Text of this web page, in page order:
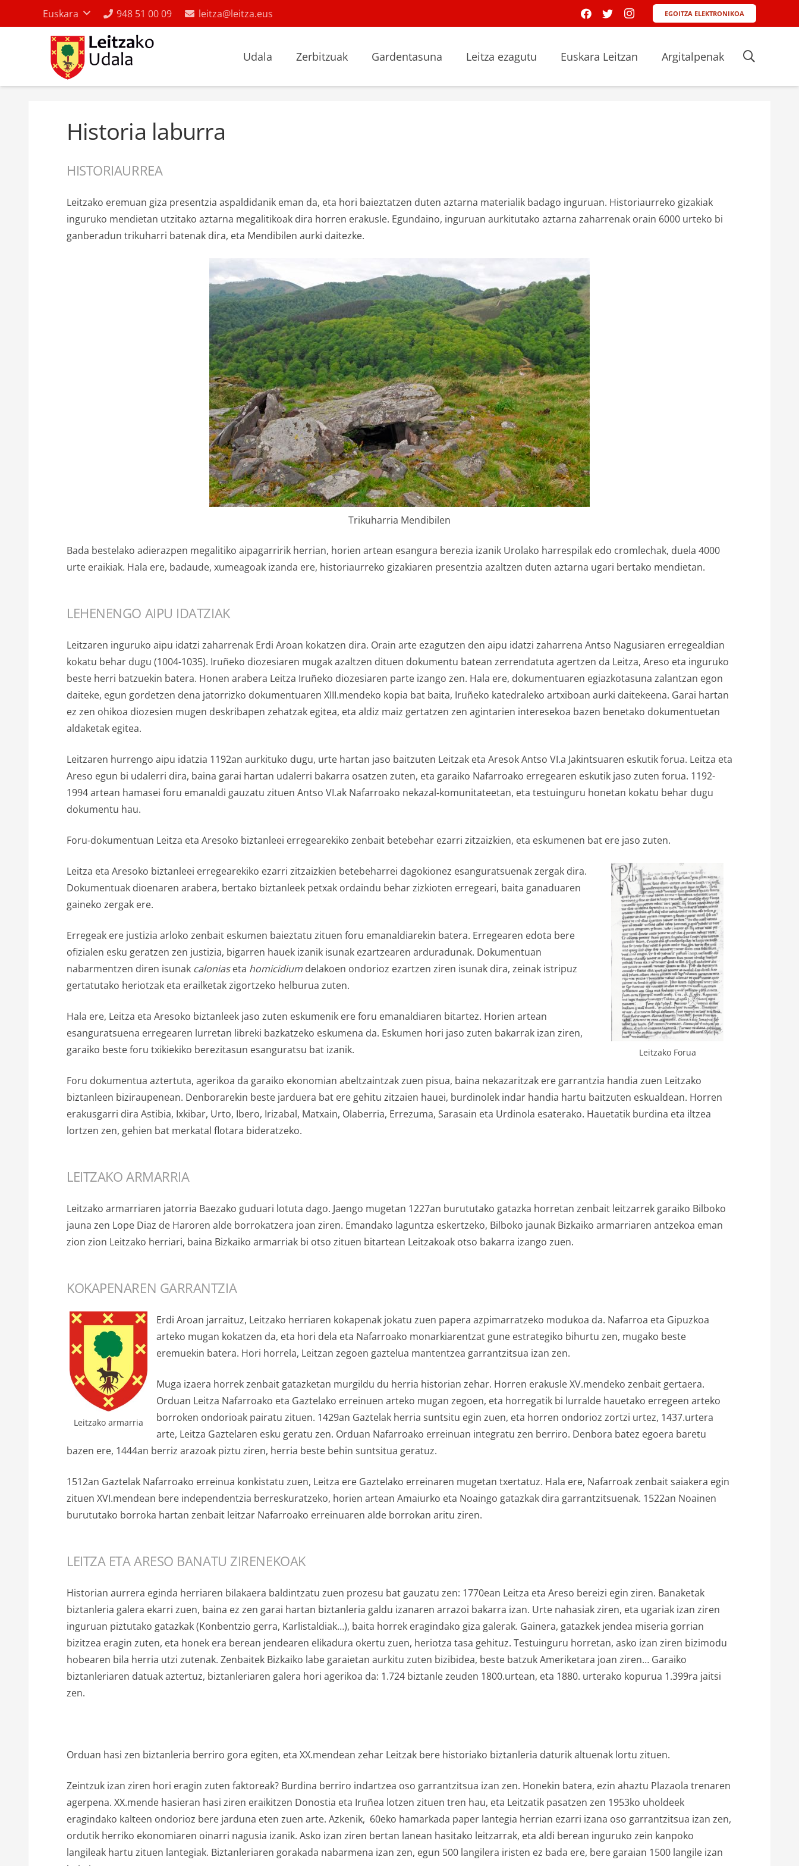
Euskara 948 51 00 09 leitza@leitza.eus EGOITZA ELEKTRONIKOA
Udala Zerbitzuak Gardentasuna Leitza ezagutu Euskara Leitzan Argitalpenak
Historia laburra
HISTORIAURREA
Leitzako eremuan giza presentzia aspaldidanik eman da, eta hori baieztatzen duten aztarna materialik badago inguruan. Historiaurreko gizakiak
inguruko mendietan utzitako aztarna megalitikoak dira horren erakusle. Egundaino, inguruan aurkitutako aztarna zaharrenak orain 6000 urteko bi
ganberadun trikuharri batenak dira, eta Mendibilen aurki daitezke.
Trikuharria Mendibilen
Bada bestelako adierazpen megalitiko aipagarririk herrian, horien artean esangura berezia izanik Urolako harrespilak edo cromlechak, duela 4000
urte eraikiak. Hala ere, badaude, xumeagoak izanda ere, historiaurreko gizakiaren presentzia azaltzen duten aztarna ugari bertako mendietan.
LEHENENGO AIPU IDATZIAK
Leitzaren inguruko aipu idatzi zaharrenak Erdi Aroan kokatzen dira. Orain arte ezagutzen den aipu idatzi zaharrena Antso Nagusiaren erregealdian
kokatu behar dugu (1004-1035). Iruñeko diozesiaren mugak azaltzen dituen dokumentu batean zerrendatuta agertzen da Leitza, Areso eta inguruko
beste herri batzuekin batera. Honen arabera Leitza Iruñeko diozesiaren parte izango zen. Hala ere, dokumentuaren egiazkotasuna zalantzan egon
daiteke, egun gordetzen dena jatorrizko dokumentuaren XIII.mendeko kopia bat baita, Iruñeko katedraleko artxiboan aurki daitekeena. Garai hartan
ez zen ohikoa diozesien mugen deskribapen zehatzak egitea, eta aldiz maiz gertatzen zen agintarien interesekoa bazen benetako dokumentuetan
aldaketak egitea.
Leitzaren hurrengo aipu idatzia 1192an aurkituko dugu, urte hartan jaso baitzuten Leitzak eta Aresok Antso VI.a Jakintsuaren eskutik forua. Leitza eta
Areso egun bi udalerri dira, baina garai hartan udalerri bakarra osatzen zuten, eta garaiko Nafarroako erregearen eskutik jaso zuten forua. 1192-
1994 artean hamasei foru emanaldi gauzatu zituen Antso VI.ak Nafarroako nekazal-komunitateetan, eta testuinguru honetan kokatu behar dugu
dokumentu hau.
Foru-dokumentuan Leitza eta Aresoko biztanleei erregearekiko zenbait betebehar ezarri zitzaizkien, eta eskumenen bat ere jaso zuten.
Leitzako Forua
Leitza eta Aresoko biztanleei erregearekiko ezarri zitzaizkien betebeharrei dagokionez esanguratsuenak zergak dira.
Dokumentuak dioenaren arabera, bertako biztanleek petxak ordaindu behar zizkioten erregeari, baita ganaduaren
gaineko zergak ere.
Erregeak ere justizia arloko zenbait eskumen baieztatu zituen foru emanaldiarekin batera. Erregearen edota bere
ofizialen esku geratzen zen justizia, bigarren hauek izanik isunak ezartzearen arduradunak. Dokumentuan
nabarmentzen diren isunak caloniaseta homicidium delakoen ondorioz ezartzen ziren isunak dira, zeinak istripuz
gertatutako heriotzak eta erailketak zigortzeko helburua zuten.
Hala ere, Leitza eta Aresoko biztanleek jaso zuten eskumenik ere foru emanaldiaren bitartez. Horien artean
esanguratsuena erregearen lurretan libreki bazkatzeko eskumena da. Eskumen hori jaso zuten bakarrak izan ziren,
garaiko beste foru txikiekiko berezitasun esanguratsu bat izanik.
Foru dokumentua aztertuta, agerikoa da garaiko ekonomian abeltzaintzak zuen pisua, baina nekazaritzak ere garrantzia handia zuen Leitzako
biztanleen biziraupenean. Denborarekin beste jarduera bat ere gehitu zitzaien hauei, burdinolek indar handia hartu baitzuten eskualdean. Horren
erakusgarri dira Astibia, Ixkibar, Urto, Ibero, Irizabal, Matxain, Olaberria, Errezuma, Sarasain eta Urdinola esaterako. Hauetatik burdina eta iltzea
lortzen zen, gehien bat merkatal flotara bideratzeko.
LEITZAKO ARMARRIA
Leitzako armarriaren jatorria Baezako guduari lotuta dago. Jaengo mugetan 1227an burututako gatazka horretan zenbait leitzarrek garaiko Bilboko
jauna zen Lope Diaz de Haroren alde borrokatzera joan ziren. Emandako laguntza eskertzeko, Bilboko jaunak Bizkaiko armarriaren antzekoa eman
zion zion Leitzako herriari, baina Bizkaiko armarriak bi otso zituen bitartean Leitzakoak otso bakarra izango zuen.
KOKAPENAREN GARRANTZIA
Leitzako armarria
Erdi Aroan jarraituz, Leitzako herriaren kokapenak jokatu zuen papera azpimarratzeko modukoa da. Nafarroa eta Gipuzkoa
arteko mugan kokatzen da, eta hori dela eta Nafarroako monarkiarentzat gune estrategiko bihurtu zen, mugako beste
eremuekin batera. Hori horrela, Leitzan zegoen gaztelua mantentzea garrantzitsua izan zen.
Muga izaera horrek zenbait gatazketan murgildu du herria historian zehar. Horren erakusle XV.mendeko zenbait gertaera.
Orduan Leitza Nafarroako eta Gaztelako erreinuen arteko mugan zegoen, eta horregatik bi lurralde hauetako erregeen arteko
borroken ondorioak pairatu zituen. 1429an Gaztelak herria suntsitu egin zuen, eta horren ondorioz zortzi urtez, 1437.urtera
arte, Leitza Gaztelaren esku geratu zen. Orduan Nafarroako erreinuan integratu zen berriro. Denbora batez egoera baretu
bazen ere, 1444an berriz arazoak piztu ziren, herria beste behin suntsitua geratuz.
1512an Gaztelak Nafarroako erreinua konkistatu zuen, Leitza ere Gaztelako erreinaren mugetan txertatuz. Hala ere, Nafarroak zenbait saiakera egin
zituen XVI.mendean bere independentzia berreskuratzeko, horien artean Amaiurko eta Noaingo gatazkak dira garrantzitsuenak. 1522an Noainen
burututako borroka hartan zenbait leitzar Nafarroako erreinuaren alde borrokan aritu ziren.
LEITZA ETA ARESO BANATU ZIRENEKOAK
Historian aurrera eginda herriaren bilakaera baldintzatu zuen prozesu bat gauzatu zen: 1770ean Leitza eta Areso bereizi egin ziren. Banaketak
biztanleria galera ekarri zuen, baina ez zen garai hartan biztanleria galdu izanaren arrazoi bakarra izan. Urte nahasiak ziren, eta ugariak izan ziren
inguruan piztutako gatazkak (Konbentzio gerra, Karlistaldiak…), baita horrek eragindako giza galerak. Gainera, gatazkek jendea miseria gorrian
bizitzea eragin zuten, eta honek era berean jendearen elikadura okertu zuen, heriotza tasa gehituz. Testuinguru horretan, asko izan ziren bizimodu
hobearen bila herria utzi zutenak. Zenbaitek Bizkaiko labe garaietan aurkitu zuten bizibidea, beste batzuk Ameriketara joan ziren… Garaiko
biztanleriaren datuak aztertuz, biztanleriaren galera hori agerikoa da: 1.724 biztanle zeuden 1800.urtean, eta 1880. urterako kopurua 1.399ra jaitsi
zen.
Orduan hasi zen biztanleria berriro gora egiten, eta XX.mendean zehar Leitzak bere historiako biztanleria daturik altuenak lortu zituen.
Zeintzuk izan ziren hori eragin zuten faktoreak? Burdina berriro indartzea oso garrantzitsua izan zen. Honekin batera, ezin ahaztu Plazaola trenaren
agerpena. XX.mende hasieran hasi ziren eraikitzen Donostia eta Iruñea lotzen zituen tren hau, eta Leitzatik pasatzen zen 1953ko uholdeek
eragindako kalteen ondorioz bere jarduna eten zuen arte. Azkenik, 60eko hamarkada paper lantegia herrian ezarri izana oso garrantzitsua izan zen,
ordutik herriko ekonomiaren oinarri nagusia izanik. Asko izan ziren bertan lanean hasitako leitzarrak, eta aldi berean inguruko zein kanpoko
langileak hartu zituen lantegiak. Biztanleriaren gorakada nabarmena izan zen, egun 500 langilera iristen ez bada ere, bere garaian 1500 langile izan